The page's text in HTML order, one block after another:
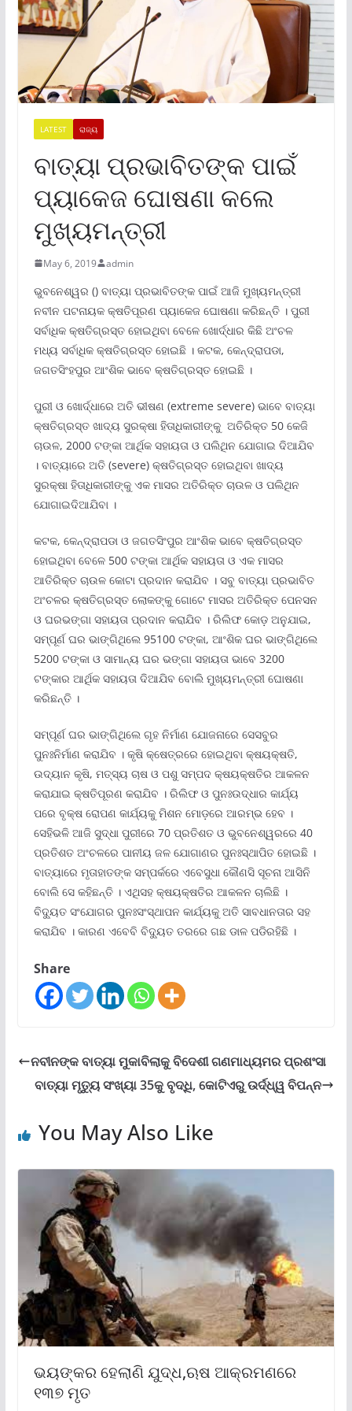
LATEST ରାଜ୍ୟ
ବାତ୍ୟା ପ୍ରଭାବିତଙ୍କ ପାଇଁ
ପ୍ୟାକେଜ ଘୋଷଣା କଲେ
ମୁଖ୍ୟମନ୍ତ୍ରୀ
May 6, 2019 admin
ଭୁବନେଶ୍ୱର () ବାତ୍ୟା ପ୍ରଭାବିତଙ୍କ ପାଇଁ ଆଜି ମୁଖ୍ୟମନ୍ତ୍ରୀ
ନବୀନ ପଟନାୟକ କ୍ଷତିପୂରଣ ପ୍ୟାକେଜ ଘୋଷଣା କରିଛନ୍ତି । ପୁରୀ
ସର୍ବାଧିକ କ୍ଷତିଗ୍ରସ୍ତ ହୋଇଥିବା ବେଳେ ଖୋର୍ଦ୍ଧାର କିଛି ଅଂଚଳ
ମଧ୍ୟ ସର୍ବାଧିକ କ୍ଷତିଗ୍ରସ୍ତ ହୋଇଛି । କଟକ, କେନ୍ଦ୍ରାପଡା,
ଜଗତସିଂହପୁର ଆଂଶିକ ଭାବେ କ୍ଷତିଗ୍ରସ୍ତ ହୋଇଛି ।
ପୁରୀ ଓ ଖୋର୍ଦ୍ଧାରେ ଅତି ଭୀଷଣ (extreme severe) ଭାବେ ବାତ୍ୟା
କ୍ଷତିଗ୍ରସ୍ତ ଖାଦ୍ୟ ସୁରକ୍ଷା ହିତାଧିକାରୀଙ୍କୁ ଅତିରିକ୍ତ 50 କେଜି
ଚାଉଳ, 2000 ଟଙ୍କା ଆର୍ଥିକ ସହାୟତା ଓ ପଲିଥିନ ଯୋଗାଇ ଦିଆଯିବ
। ବାତ୍ୟାରେ ଅତି (severe) କ୍ଷତିଗ୍ରସ୍ତ ହୋଇଥିବା ଖାଦ୍ୟ
ସୁରକ୍ଷା ହିତାଧିକାରୀଙ୍କୁ ଏକ ମାସର ଅତିରିକ୍ତ ଚାଉଳ ଓ ପଲିଥିନ
ଯୋଗାଇଦିଆଯିବା ।
କଟକ, କେନ୍ଦ୍ରାପଡା ଓ ଜଗତସିଂପୁର ଆଂଶିକ ଭାବେ କ୍ଷତିଗ୍ରସ୍ତ
ହୋଇଥିବା ବେଳେ 500 ଟଙ୍କା ଆର୍ଥିକ ସହାୟତା ଓ ଏକ ମାସର
ଆତିରିକ୍ତ ଚାଉଳ କୋଟା ପ୍ରଦାନ କରାଯିବ । ସବୁ ବାତ୍ୟା ପ୍ରଭାବିତ
ଅଂଚଳର କ୍ଷତିଗ୍ରସ୍ତ ଲୋକଙ୍କୁ ଗୋଟେ ମାସର ଅତିରିକ୍ତ ପେନସନ
ଓ ଘରଭଙ୍ଗା ସହାୟତା ପ୍ରଦାନ କରାଯିବ । ରିଲିଫ କୋଡ଼ ଅନୁଯାଇ,
ସମ୍ପୂର୍ଣ ଘର ଭାଙ୍ଗିଥିଲେ 95100 ଟଙ୍କା, ଆଂଶିକ ଘର ଭାଙ୍ଗିଥିଲେ
5200 ଟଙ୍କା ଓ ସାମାନ୍ୟ ଘର ଭଙ୍ଗା ସହାୟତା ଭାବେ 3200
ଟଙ୍କାର ଆର୍ଥିକ ସହାୟତା ଦିଆଯିବ ବୋଲି ମୁଖ୍ୟମନ୍ତ୍ରୀ ଘୋଷଣା
କରିଛନ୍ତି ।
ସମ୍ପୂର୍ଣ ଘର ଭାଙ୍ଗିଥିଲେ ଗୃହ ନିର୍ମାଣ ଯୋଜନାରେ ସେସବୁର
ପୁନଃନିର୍ମାଣ କରାଯିବ । କୃଷି କ୍ଷେତ୍ରରେ ହୋଇଥିବା କ୍ଷୟକ୍ଷତି,
ଉଦ୍ୟାନ କୃଷି, ମତ୍ସ୍ୟ ଚାଷ ଓ ପଶୁ ସମ୍ପଦ କ୍ଷୟକ୍ଷତିର ଆକଳନ
କରାଯାଇ କ୍ଷତିପୂରଣ କରାଯିବ । ରିଲିଫ ଓ ପୁନଃଉଦ୍ଧାର କାର୍ଯ୍ୟ
ପରେ ବୃକ୍ଷ ରୋପଣ କାର୍ଯ୍ୟକୁ ମିଶନ ମୋଡ଼ରେ ଆରମ୍ଭ ହେବ ।
ସେହିଭଳି ଆଜି ସୁଦ୍ଧା ପୁରୀରେ 70 ପ୍ରତିଶତ ଓ ଭୁବନେଶ୍ୱରରେ 40
ପ୍ରତିଶତ ଅଂଚଳରେ ପାନୀୟ ଜଳ ଯୋଗାଣର ପୁନଃସ୍ଥାପିତ ହୋଇଛି ।
ବାତ୍ୟାରେ ମୃତାହାତଙ୍କ ସମ୍ପର୍କରେ ଏବେସୁଧା କୌଣସି ସୂଚନା ଆସିନି
ବୋଲି ସେ କହିଛନ୍ତି । ଏଥିସହ କ୍ଷୟକ୍ଷତିର ଆକଳନ ଚାଲିଛି ।
ବିଦ୍ୟୁତ ସଂଯୋଗର ପୁନଃସଂସ୍ଥାପନ କାର୍ଯ୍ୟକୁ ଅତି ସାବଧାନତାର ସହ
କରାଯିବ । କାରଣ ଏବେବି ବିଦ୍ୟୁତ ତରରେ ଗଛ ଡାଳ ପଡିରହିଛି ।
Share
ନବୀନଙ୍କ ବାତ୍ୟା ମୁକାବିଲାକୁ ବିଦେଶୀ ଗଣମାଧ୍ୟମର ପ୍ରଶଂସା
ବାତ୍ୟା ମୃତ୍ୟୁ ସଂଖ୍ୟା 35କୁ ବୃଦ୍ଧି, କୋଟିଏରୁ ଉର୍ଦ୍ଧ୍ୱ ବିପନ୍ନ
You May Also Like
ଭୟଙ୍କର ହେଲାଣି ଯୁଦ୍ଧ,ଋଷ ଆକ୍ରମଣରେ
୧୩୭ ମୃତ